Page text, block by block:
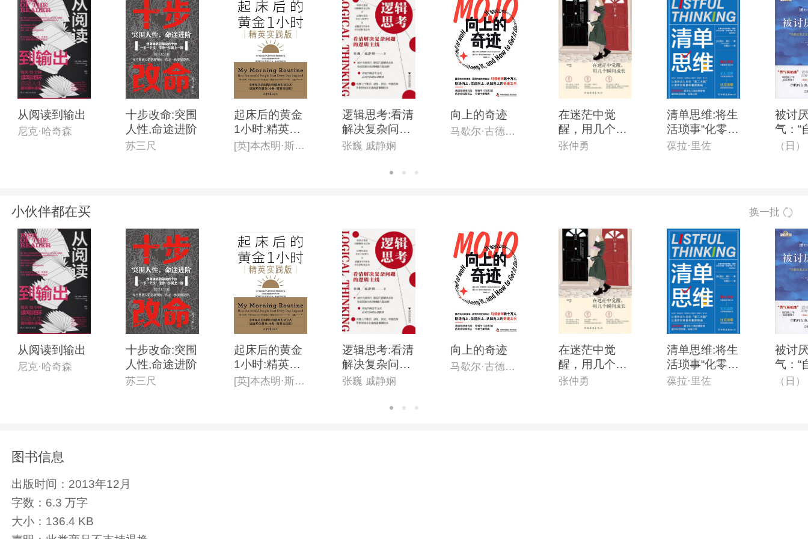
从阅读到输出
尼克·哈奇森
十步改命:突围
人性,命途进阶
苏三尺
起床后的黄金
1小时:精英实
践版
[英]本杰明·斯帕(Benjamin Spall),[德]迈克尔·赞德(Michael Xander)
逻辑思考:看清
解决复杂问题
的逻辑主线
张巍 戚静娴
向上的奇迹
马歇尔·古德史密斯
在迷茫中觉
醒，用几个瞬
间长大
张仲勇
清单思维:将生
活琐事“化零为
整”的*时间管
葆拉·里佐
被讨
气：“
之父
小伙伴都在买 换一批
从阅读到输出
尼克·哈奇森
十步改命:突围
人性,命途进阶
苏三尺
起床后的黄金
1小时:精英实
践版
[英]本杰明·斯帕(Benjamin Spall),[德]迈克尔·赞德(Michael Xander)
逻辑思考:看清
解决复杂问题
的逻辑主线
张巍 戚静娴
向上的奇迹
马歇尔·古德史密斯
在迷茫中觉
醒，用几个瞬
间长大
张仲勇
清单思维:将生
活琐事“化零为
整”的*时间管
葆拉·里佐
被讨
气：“
之父
图书信息
出版时间： 2013年12月
字数： 6.3 万字
大小： 136.4 KB